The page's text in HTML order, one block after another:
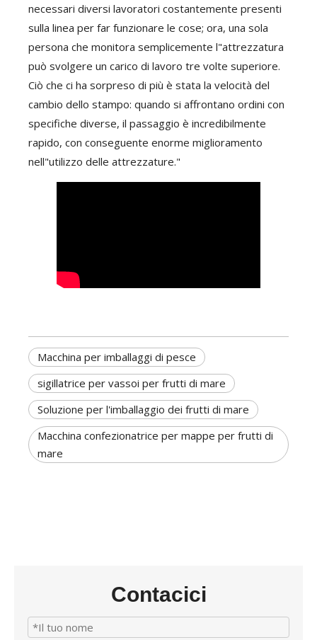
necessari diversi lavoratori costantemente presenti
sulla linea per far funzionare le cose; ora, una sola
persona che monitora semplicemente l"attrezzatura
può svolgere un carico di lavoro tre volte superiore.
Ciò che ci ha sorpreso di più è stata la velocità del
cambio dello stampo: quando si affrontano ordini con
specifiche diverse, il passaggio è incredibilmente
rapido, con conseguente enorme miglioramento
nell"utilizzo delle attrezzature."
Macchina per imballaggi di pesce
sigillatrice per vassoi per frutti di mare
Soluzione per l'imballaggio dei frutti di mare
Macchina confezionatrice per mappe per frutti di
mare
Contacici